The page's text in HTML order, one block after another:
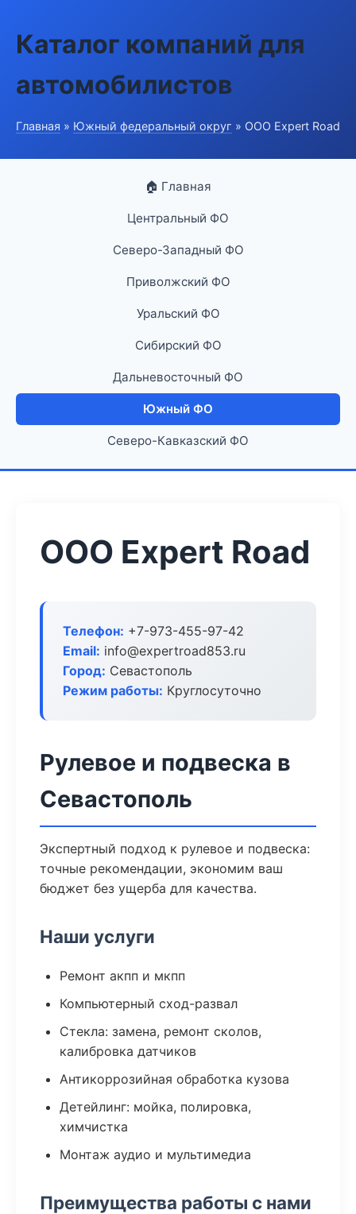
Каталог компаний для
автомобилистов
Главная » Южный федеральный округ » ООО Expert Road
🏠 Главная
Центральный ФО
Северо-Западный ФО
Приволжский ФО
Уральский ФО
Сибирский ФО
Дальневосточный ФО
Южный ФО
Северо-Кавказский ФО
ООО Expert Road
Телефон: +7-973-455-97-42
Email: info@expertroad853.ru
Город: Севастополь
Режим работы: Круглосуточно
Рулевое и подвеска в
Севастополь
Экспертный подход к рулевое и подвеска:
точные рекомендации, экономим ваш
бюджет без ущерба для качества.
Наши услуги
Ремонт акпп и мкпп
Компьютерный сход-развал
Стекла: замена, ремонт сколов,
калибровка датчиков
Антикоррозийная обработка кузова
Детейлинг: мойка, полировка,
химчистка
Монтаж аудио и мультимедиа
Преимущества работы с нами